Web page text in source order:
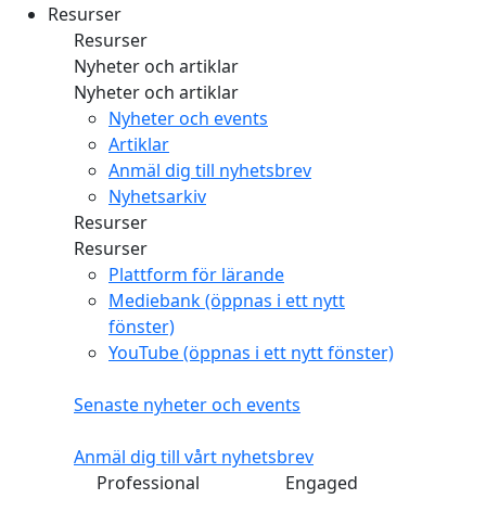
Resurser
Resurser
Nyheter och artiklar
Nyheter och artiklar
Nyheter och events
Artiklar
Anmäl dig till nyhetsbrev
Nyhetsarkiv
Resurser
Resurser
Plattform för lärande
Mediebank(öppnas i ett nytt
fönster)
YouTube(öppnas i ett nytt fönster)
Senaste nyheter och events
Anmäl dig till vårt nyhetsbrev
Professional
Engaged